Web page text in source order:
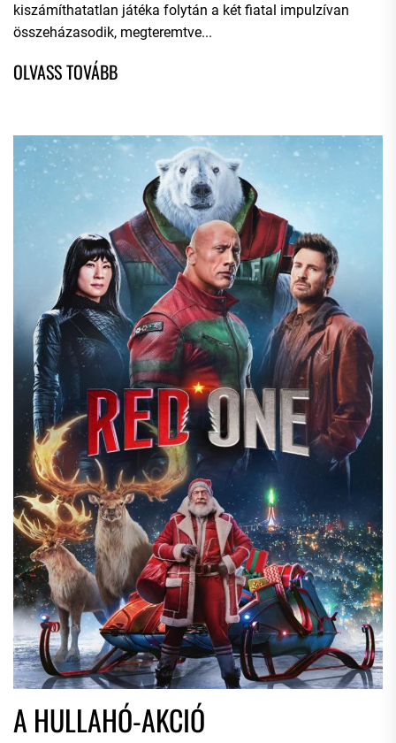
kiszámíthatatlan játéka folytán a két fiatal impulzívan
összeházasodik, megteremtve...
A HULLAHÓ-AKCIÓ